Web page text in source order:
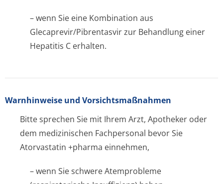
– wenn Sie eine Kombination aus
Glecaprevir/Pi­brentasvir zur Behandlung einer
Hepatitis C erhalten.
Warnhinweise und Vorsichtsmaßnahmen
Bitte sprechen Sie mit Ihrem Arzt, Apotheker oder
dem medizinischen Fachpersonal bevor Sie
Atorvastatin +pharma einnehmen,
– wenn Sie schwere Atemprobleme